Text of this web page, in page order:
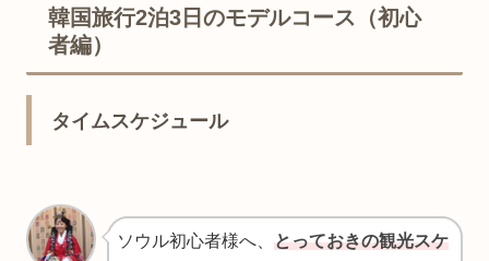
韓国旅行2泊3日のモデルコース（初心
者編）
タイムスケジュール
ソウル初心者様へ、 とっておきの観光スケ